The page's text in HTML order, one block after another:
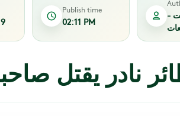
Publish time
02:11 PM
-
نادر يقتل